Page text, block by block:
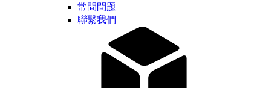
常問問題
聯繫我們